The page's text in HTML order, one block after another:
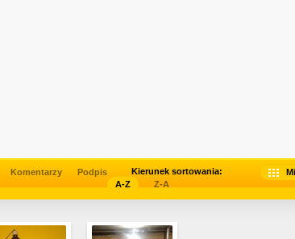
Komentarzy Podpis
Kierunek sortowania:
A-Z
Z-A